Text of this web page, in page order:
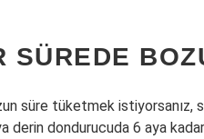
SÜREDE
süre tüketmek istiyorsanız,
derin dondurucuda 6 aya